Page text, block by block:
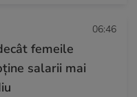
06:46
femeile
salarii mai